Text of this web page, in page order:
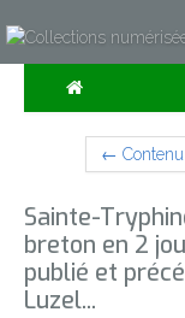
Consulter
Sur la Carte
Expositions
←
Sainte-
breton en 2
publié et
Luzel...